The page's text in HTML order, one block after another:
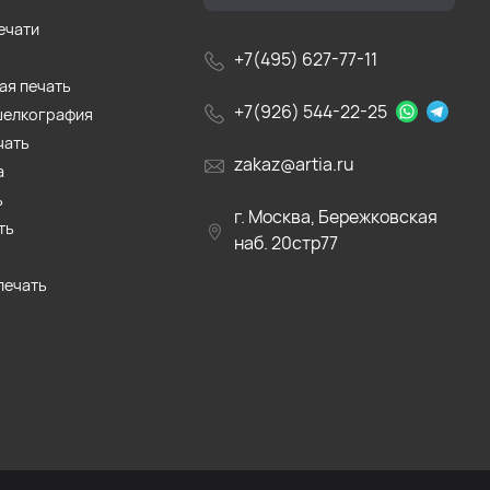
+7(495) 627-77-11
+7(926) 544-22-25
zakaz@artia.ru
г. Москва, Бережковская
наб. 20стр77
печать